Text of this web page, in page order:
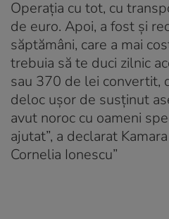
Operația cu tot, cu
de euro. Apoi, a fost și
săptămâni, care a mai
trebuia să te duci zilnic
sau 370 de lei convertit,
deloc ușor de susținut
avut noroc cu oameni
ajutat”, a declarat
Cornelia Ionescu”